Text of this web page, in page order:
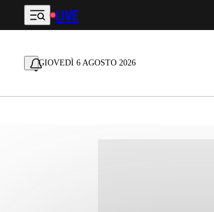
Vai al contenuto principale
LIVE
GIOVEDÌ 6 AGOSTO 2026